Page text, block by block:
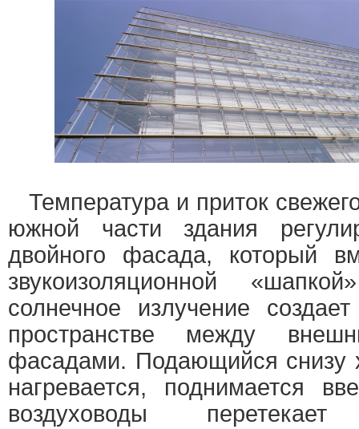
Температура и приток
южной части здания
двойного фасада, который
звукоизоляционной
солнечное излучение
пространстве между
фасадами. Подающийся снизу
нагревается, поднимается
воздуховоды